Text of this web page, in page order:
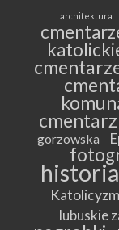
architektura
gorzowska
historia
Katolicyzm
lubuskie